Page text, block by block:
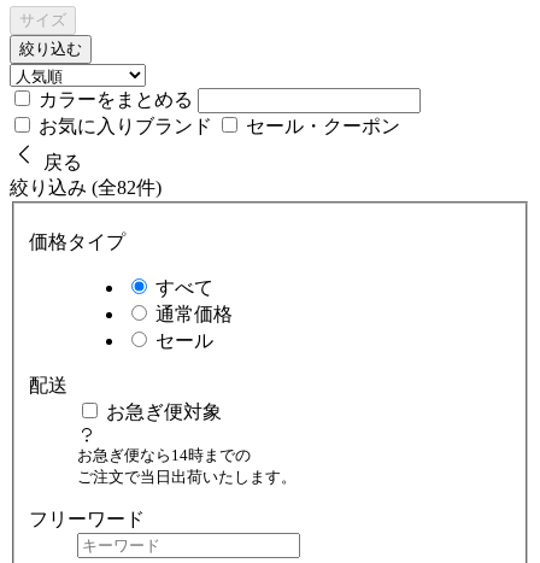
サイズ
絞り込む
カラーをまとめる
お気に入りブランド
セール・クーポン
戻る
絞り込み (全82件)
価格タイプ
すべて
通常価格
セール
配送
お急ぎ便対象
お急ぎ便なら14時までの
ご注文で当日出荷いたします。
フリーワード